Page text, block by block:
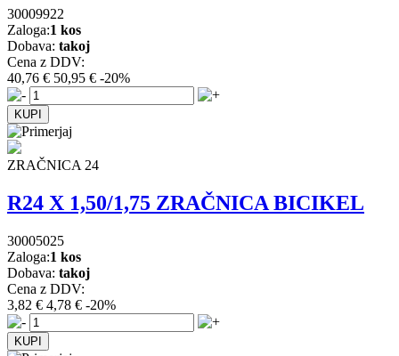
30009922
Zaloga:1 kos
Dobava: takoj
Cena z DDV:
40,76 € 50,95 € -20%
ZRAČNICA 24
R24 X 1,50/1,75 ZRAČNICA BICIKEL
30005025
Zaloga:1 kos
Dobava: takoj
Cena z DDV:
3,82 € 4,78 € -20%